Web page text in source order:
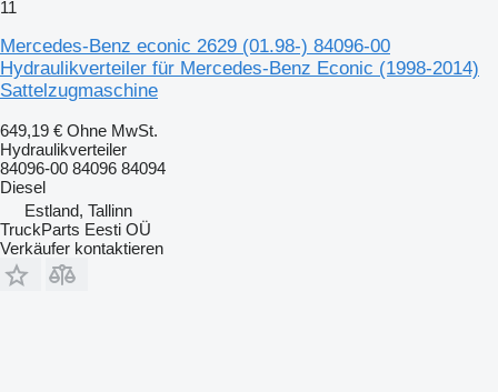
11
Mercedes-Benz econic 2629 (01.98-) 84096-00
Hydraulikverteiler für Mercedes-Benz Econic (1998-2014)
Sattelzugmaschine
649,19 € Ohne MwSt.
Hydraulikverteiler
84096-00 84096 84094
Diesel
Estland, Tallinn
TruckParts Eesti OÜ
Verkäufer kontaktieren